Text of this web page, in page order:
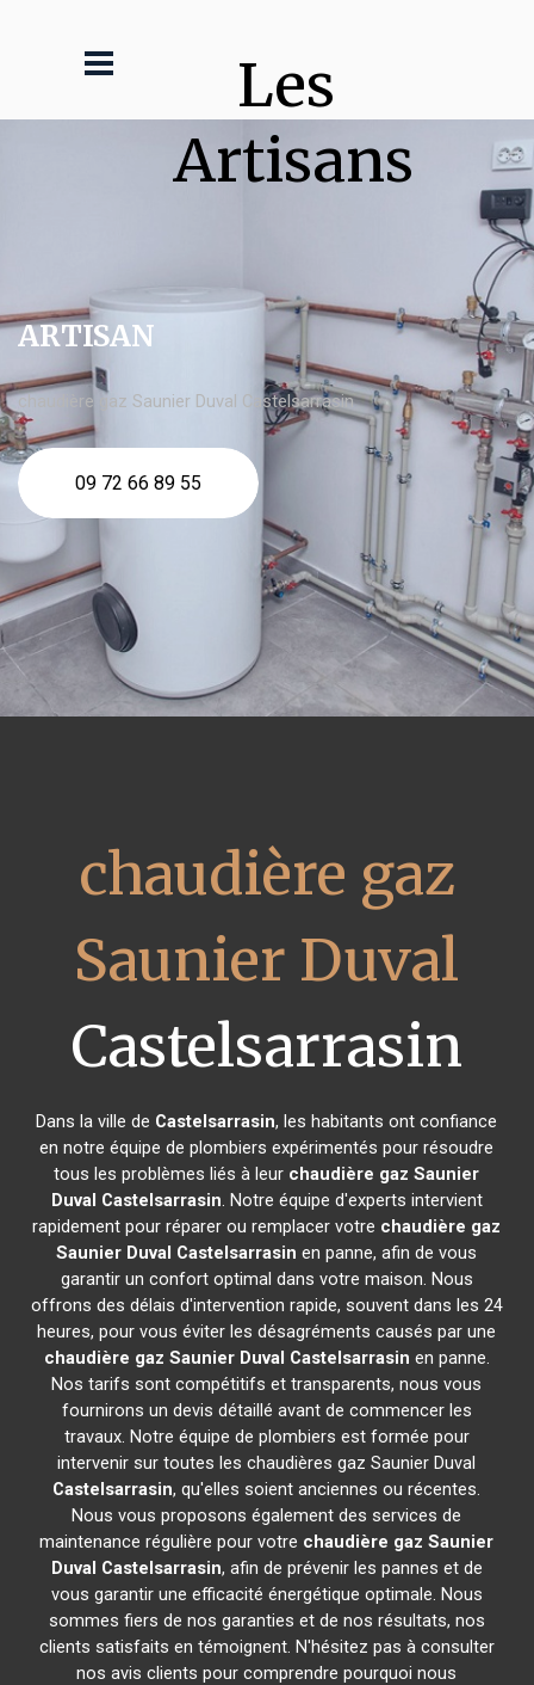
Les
Artisans
ARTISAN
chaudière gaz Saunier Duval Castelsarrasin
09 72 66 89 55
chaudière gaz
Saunier Duval
Castelsarrasin
Dans la ville de Castelsarrasin, les habitants ont confiance
en notre équipe de plombiers expérimentés pour résoudre
tous les problèmes liés à leur chaudière gaz Saunier
Duval Castelsarrasin. Notre équipe d'experts intervient
rapidement pour réparer ou remplacer votre chaudière gaz
Saunier Duval Castelsarrasin en panne, afin de vous
garantir un confort optimal dans votre maison. Nous
offrons des délais d'intervention rapide, souvent dans les 24
heures, pour vous éviter les désagréments causés par une
chaudière gaz Saunier Duval Castelsarrasin en panne.
Nos tarifs sont compétitifs et transparents, nous vous
fournirons un devis détaillé avant de commencer les
travaux. Notre équipe de plombiers est formée pour
intervenir sur toutes les chaudières gaz Saunier Duval
Castelsarrasin, qu'elles soient anciennes ou récentes.
Nous vous proposons également des services de
maintenance régulière pour votre chaudière gaz Saunier
Duval Castelsarrasin, afin de prévenir les pannes et de
vous garantir une efficacité énergétique optimale. Nous
sommes fiers de nos garanties et de nos résultats, nos
clients satisfaits en témoignent. N'hésitez pas à consulter
nos avis clients pour comprendre pourquoi nous